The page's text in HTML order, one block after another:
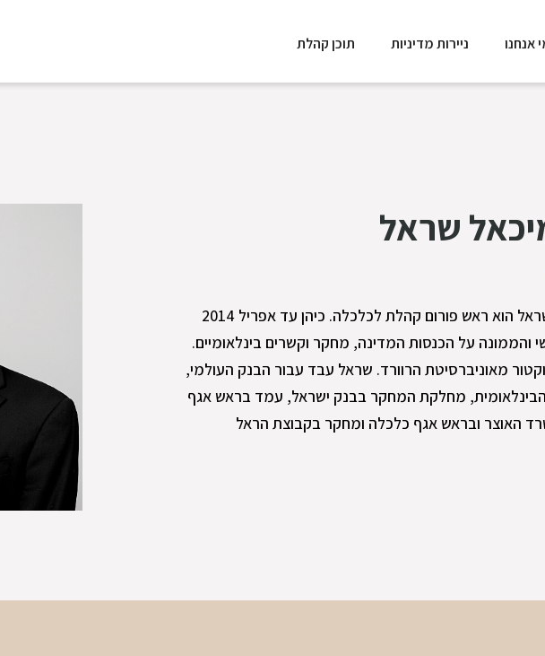
אנחנו ניירות מדיניות תוכן קהלת
שראל
ד"ר מיכאל שראל הוא ראש פורום קהלת לכלכלה. כיהן עד אפריל 2014
והממונה על הכנסות המדינה, מחקר וקשרים בינלאומיים.
מאוניברסיטת הרוורד. שראל עבד עבור הבנק העולמי,
מחלקת המחקר בבנק ישראל, עמד בראש אגף
האוצר ובראש אגף כלכלה ומחקר בקבוצת הראל